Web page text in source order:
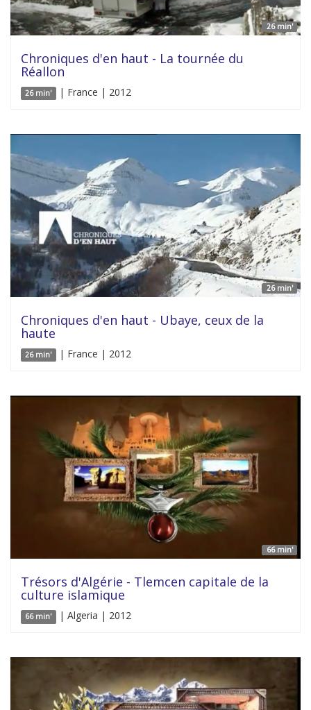
26 min'
Chroniques d'en haut - La tournée du
Réallon
26 min' | France | 2012
26 min'
Chroniques d'en haut - Ubaye, ceux de la
haute
26 min' | France | 2012
66 min'
Trésors d'Algérie - Tlemcen capitale de la
culture islamique
66 min' | Algeria | 2012